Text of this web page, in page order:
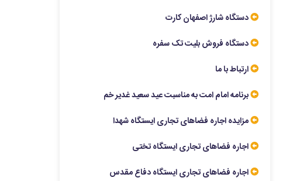
دستگاه شارژ اصفهان کارت
دستگاه فروش بلیت تک سفره
ارتباط با ما
برنامه امام امت به مناسبت عید سعید غدیر خم
مزایده اجاره فضاهای تجاری ایستگاه شهدا
اجاره فضاهای تجاری ایستگاه تختی
اجاره فضاهای تجاری ایستگاه دفاع مقدس